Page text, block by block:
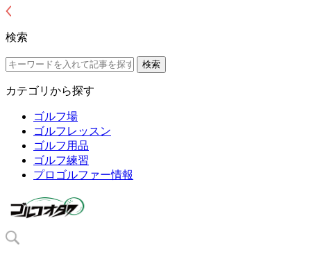
検索
カテゴリから探す
ゴルフ場
ゴルフレッスン
ゴルフ用品
ゴルフ練習
プロゴルファー情報